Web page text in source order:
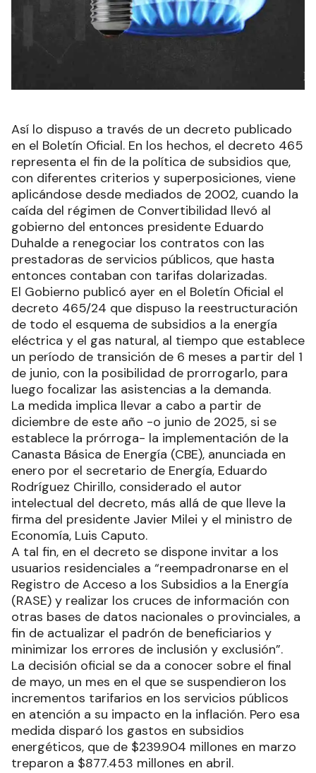
Así lo dispuso a través de un decreto publicado
en el Boletín Oficial. En los hechos, el decreto 465
representa el fin de la política de subsidios que,
con diferentes criterios y superposiciones, viene
aplicándose desde mediados de 2002, cuando la
caída del régimen de Convertibilidad llevó al
gobierno del entonces presidente Eduardo
Duhalde a renegociar los contratos con las
prestadoras de servicios públicos, que hasta
entonces contaban con tarifas dolarizadas.
El Gobierno publicó ayer en el Boletín Oficial el
decreto 465/24 que dispuso la reestructuración
de todo el esquema de subsidios a la energía
eléctrica y el gas natural, al tiempo que establece
un período de transición de 6 meses a partir del 1
de junio, con la posibilidad de prorrogarlo, para
luego focalizar las asistencias a la demanda.
La medida implica llevar a cabo a partir de
diciembre de este año -o junio de 2025, si se
establece la prórroga- la implementación de la
Canasta Básica de Energía (CBE), anunciada en
enero por el secretario de Energía, Eduardo
Rodríguez Chirillo, considerado el autor
intelectual del decreto, más allá de que lleve la
firma del presidente Javier Milei y el ministro de
Economía, Luis Caputo.
A tal fin, en el decreto se dispone invitar a los
usuarios residenciales a “reempadronarse en el
Registro de Acceso a los Subsidios a la Energía
(RASE) y realizar los cruces de información con
otras bases de datos nacionales o provinciales, a
fin de actualizar el padrón de beneficiarios y
minimizar los errores de inclusión y exclusión”.
La decisión oficial se da a conocer sobre el final
de mayo, un mes en el que se suspendieron los
incrementos tarifarios en los servicios públicos
en atención a su impacto en la inflación. Pero esa
medida disparó los gastos en subsidios
energéticos, que de $239.904 millones en marzo
treparon a $877.453 millones en abril.